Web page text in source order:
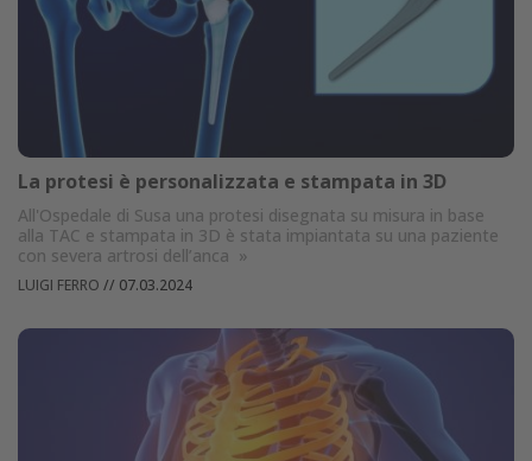
La protesi è personalizzata e stampata in 3D
All'Ospedale di Susa una protesi disegnata su misura in base
alla TAC e stampata in 3D è stata impiantata su una paziente
con severa artrosi dell’anca »
LUIGI FERRO // 07.03.2024